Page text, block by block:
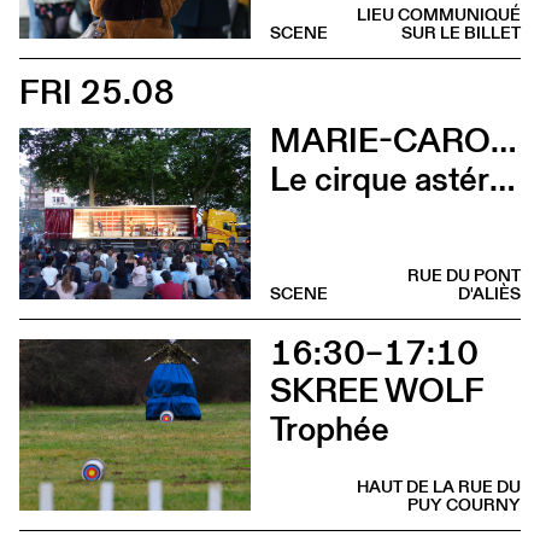
LIEU COMMUNIQUÉ
SUR LE BILLET
SCENE
FRI 25.08
MARIE-CAROLINE HOMINAL
Le cirque astéroïde
RUE DU PONT
D'ALIÈS
SCENE
16:30–17:10
SKREE WOLF
Trophée
HAUT DE LA RUE DU
PUY COURNY